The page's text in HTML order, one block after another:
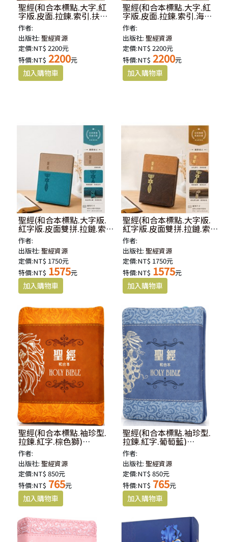
聖經(和合本標點.大字.紅
字版.皮面.拉鍊.索引.扶桑
花)SR97ATTIZ4.103
作者:
出版社:聖經資源
定價:NT$ 2200元
特價:NT$ 2200元
聖經(和合本標點.大字.紅
字版.皮面.拉鍊.索引.海
洋)SR97ATTIZ2.101
作者:
出版社:聖經資源
定價:NT$ 2200元
特價:NT$ 2200元
聖經(和合本標點.大字版.
紅字版.皮面雙拼.拉鏈.索
引.藍灰) SR87ATTIZ4.201
作者:
出版社:聖經資源
定價:NT$ 1750元
特價:NT$ 1575元
聖經(和合本標點.大字版.
紅字版.皮面雙拼.拉鏈.索
引.咖金) SR87ATTIZ4.101
作者:
出版社:聖經資源
定價:NT$ 1750元
特價:NT$ 1575元
聖經(和合本標點.袖珍型.
拉鍊.紅字.棕色獅)
SR37ATZ4.202
作者:
出版社:聖經資源
定價:NT$ 850元
特價:NT$ 765元
聖經(和合本標點.袖珍型.
拉鍊.紅字.葡萄藍)
SR37ATZ2.201
作者:
出版社:聖經資源
定價:NT$ 850元
特價:NT$ 765元